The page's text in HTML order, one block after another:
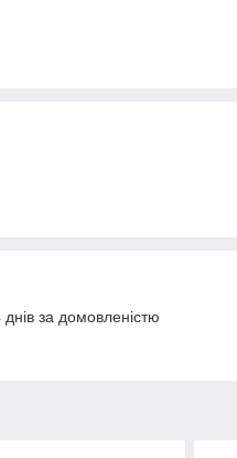
за домовленістю